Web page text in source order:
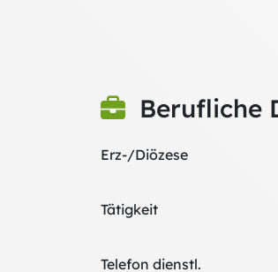
Berufliche
Erz-/Diözese
Tätigkeit
Telefon dienstl.